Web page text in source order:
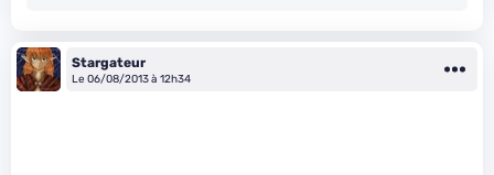
Stargateur
Le 06/08/2013 à 12h34